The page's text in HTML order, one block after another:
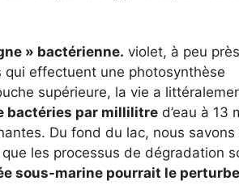
» bactérienne. violet, à peu près
effectuent une photosynthèse
supérieure, la vie a
bactéries par millilitre d’eau à 13
Du fond du lac, nous savons
les processus de dégradation
sous-marine pourrait le